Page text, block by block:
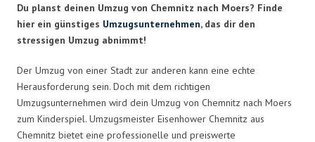
Du planst deinen Umzug von Chemnitz nach Moers? Finde
hier ein günstiges Umzugsunternehmen, das dir den
stressigen Umzug abnimmt!
Der Umzug von einer Stadt zur anderen kann eine echte
Herausforderung sein. Doch mit dem richtigen
Umzugsunternehmen wird dein Umzug von Chemnitz nach Moers
zum Kinderspiel. Umzugsmeister Eisenhower Chemnitz aus
Chemnitz bietet eine professionelle und preiswerte